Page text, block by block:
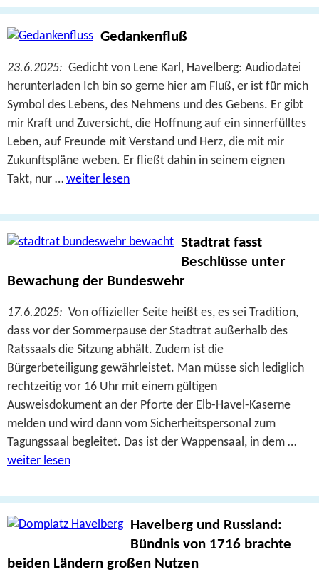
Gedankenfluß
23.6.2025: Gedicht von Lene Karl, Havelberg: Audiodatei
herunterladen Ich bin so gerne hier am Fluß, er ist für mich
Symbol des Lebens, des Nehmens und des Gebens. Er gibt
mir Kraft und Zuversicht, die Hoffnung auf ein sinnerfülltes
Leben, auf Freunde mit Verstand und Herz, die mit mir
Zukunftspläne weben. Er fließt dahin in seinem eignen
Takt, nur … weiter lesen
Stadtrat fasst
Beschlüsse unter
Bewachung der Bundeswehr
17.6.2025: Von offizieller Seite heißt es, es sei Tradition,
dass vor der Sommerpause der Stadtrat außerhalb des
Ratssaals die Sitzung abhält. Zudem ist die
Bürgerbeteiligung gewährleistet. Man müsse sich lediglich
rechtzeitig vor 16 Uhr mit einem gültigen
Ausweisdokument an der Pforte der Elb-Havel-Kaserne
melden und wird dann vom Sicherheitspersonal zum
Tagungssaal begleitet. Das ist der Wappensaal, in dem …
weiter lesen
Havelberg und Russland:
Bündnis von 1716 brachte
beiden Ländern großen Nutzen